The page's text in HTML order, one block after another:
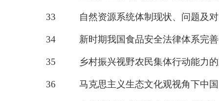
33 自然资源系统体制现状、问题及
34 新时期我国食品安全法律体系完
35 乡村振兴视野农民集体行动能力
36 马克思主义生态文化观视角下中